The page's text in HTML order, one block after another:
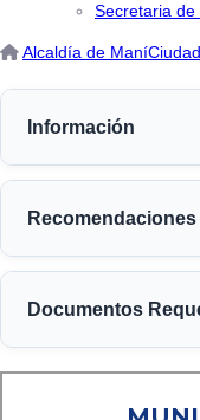
Secretaria de
Alcaldía de Maní
Información
Recomendaciones
Documentos